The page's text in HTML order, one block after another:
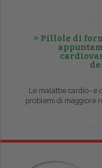
> Pillole di
Le malattie cardio- e
problemi di maggiore